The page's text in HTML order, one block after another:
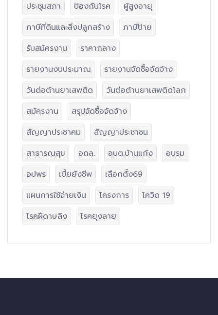
ประชุมสภา
ป้องกันโรค
ผู้สูงอายุ
ภาษีที่ดินและสิ่งปลูกสร้าง
ภาษีป้าย
รับสมัครงาน
ราคากลาง
รายงานงบประมาณ
รายงานจัดซื้อจัดจ้าง
วันต่อต้านยาเสพติด
วันต่อต้านยาเสพติดโลก
สมัครงาน
สรุปจัดซื้อจัดจ้าง
สัญญาประชาคม
สัญญาประชาชน
สาธารณสุข
อถล. อบต.บ้านแก้ง
อบรม
อปพร
เบี้ยยังชีพ
เลือกตั้ง69
แผนการใช้จ่ายเงิน
โครงการ
โควิด 19
โรคฝีดาษลิง
โรคยุงลาย